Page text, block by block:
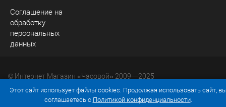
Соглашение на
обработку
персональных
данных
© Интернет Магазин «Часовой» 2009—2025
Юридический адрес: 214036 Россия, г. Смоленск, ул.
Рыленкова, д. 61а, кв. 24.
Этот сайт использует файлы cookies. Продолжая использовать сайт,
соглашаетесь с Политикой конфиденциальности.